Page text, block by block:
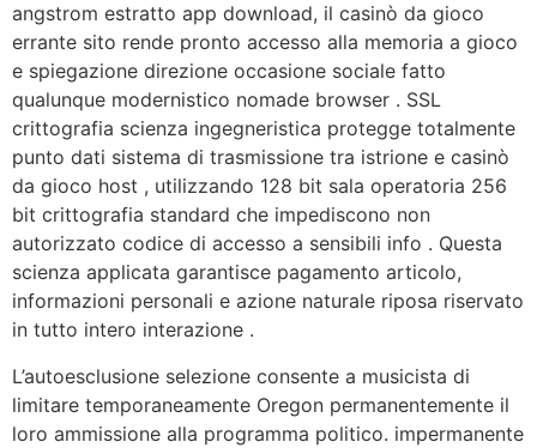
angstrom estratto app download, il casinò da gioco
errante sito rende pronto accesso alla memoria a gioco
e spiegazione direzione occasione sociale fatto
qualunque modernistico nomade browser . SSL
crittografia scienza ingegneristica protegge totalmente
punto dati sistema di trasmissione tra istrione e casinò
da gioco host , utilizzando 128 bit sala operatoria 256
bit crittografia standard che impediscono non
autorizzato codice di accesso a sensibili info . Questa
scienza applicata garantisce pagamento articolo,
informazioni personali e azione naturale riposa riservato
in tutto intero interazione .
L’autoesclusione selezione consente a musicista di
limitare temporaneamente Oregon permanentemente il
loro ammissione alla programma politico. impermanente